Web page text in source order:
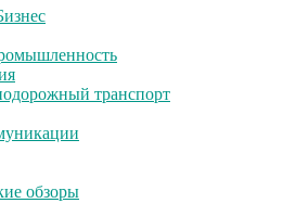
транспорт
обзоры